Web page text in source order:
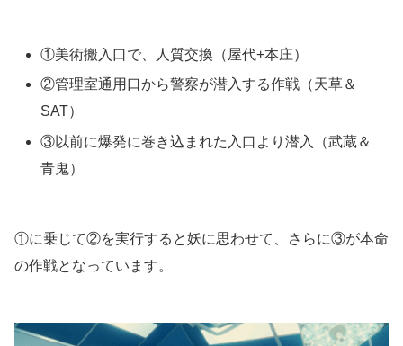
①美術搬入口で、人質交換（屋代+本庄）
②管理室通用口から警察が潜入する作戦（天草＆
SAT）
③以前に爆発に巻き込まれた入口より潜入（武蔵＆
青鬼）
①に乗じて②を実行すると妖に思わせて、さらに③が本命
の作戦となっています。